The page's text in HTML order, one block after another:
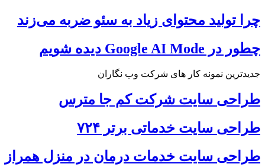
چرا تولید محتوای زیاد به سئو ضربه می‌زند
چطور در Google AI Mode دیده شویم
جدیدترین نمونه کار های شرکت وب نگاران
طراحی سایت شرکت کم جا مترس
طراحی سایت خدماتی برتر ۷۲۴
طراحی سایت خدمات درمان در منزل همراز